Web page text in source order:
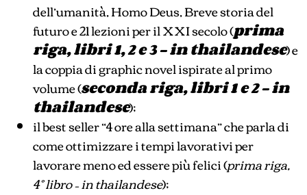
dell’umanità, Homo Deus, Breve storia del
futuro e 21 lezioni per il XXI secolo (prima
riga, libri 1, 2 e 3 – in thailandese) e
la coppia di graphic novel ispirate al primo
volume (seconda riga, libri 1 e 2 – in
thailandese);
il best seller “4 ore alla settimana” che parla di
come ottimizzare i tempi lavorativi per
lavorare meno ed essere più felici (prima riga,
4° libro – in thailandese);